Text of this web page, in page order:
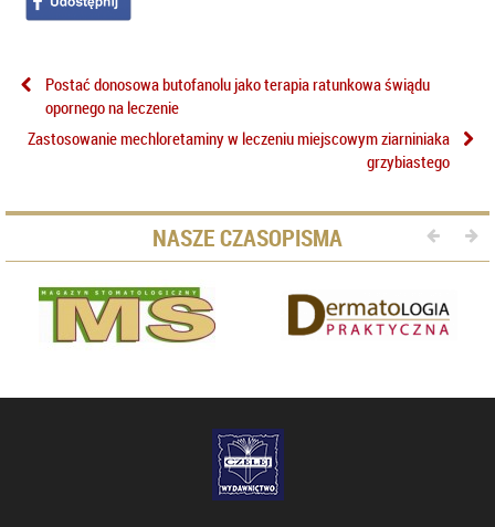
Postać donosowa butofanolu jako terapia ratunkowa świądu
opornego na leczenie
Zastosowanie mechloretaminy w leczeniu miejscowym ziarniniaka
grzybiastego
NASZE CZASOPISMA